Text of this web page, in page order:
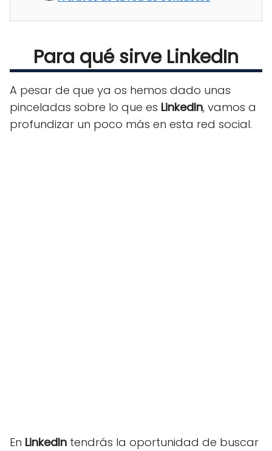
Para qué sirve LinkedIn
A pesar de que ya os hemos dado unas
pinceladas sobre lo que es LinkedIn, vamos a
profundizar un poco más en esta red social.
En LinkedIn tendrás la oportunidad de buscar